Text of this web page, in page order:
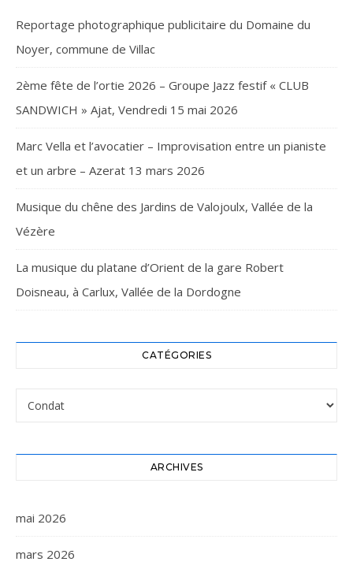
Reportage photographique publicitaire du Domaine du
Noyer, commune de Villac
2ème fête de l’ortie 2026 – Groupe Jazz festif « CLUB
SANDWICH » Ajat, Vendredi 15 mai 2026
Marc Vella et l’avocatier – Improvisation entre un pianiste
et un arbre – Azerat 13 mars 2026
Musique du chêne des Jardins de Valojoulx, Vallée de la
Vézère
La musique du platane d’Orient de la gare Robert
Doisneau, à Carlux, Vallée de la Dordogne
CATÉGORIES
Catégories
ARCHIVES
mai 2026
mars 2026